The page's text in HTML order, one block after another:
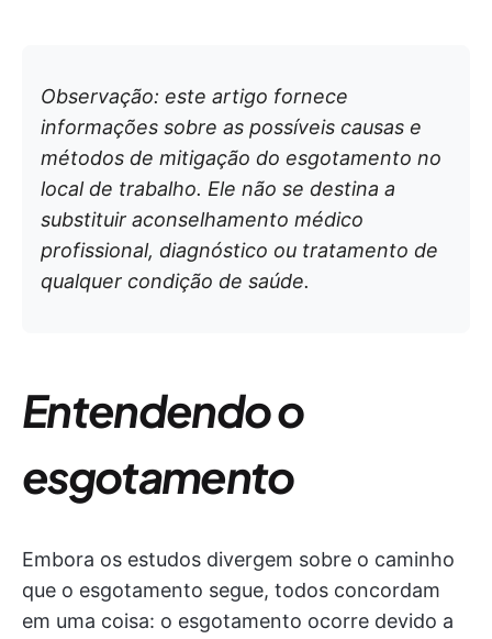
Observação: este artigo fornece
informações sobre as possíveis causas e
métodos de mitigação do esgotamento no
local de trabalho. Ele não se destina a
substituir aconselhamento médico
profissional, diagnóstico ou tratamento de
qualquer condição de saúde.
Entendendo o
esgotamento
Embora os estudos divergem sobre o caminho
que o esgotamento segue, todos concordam
em uma coisa: o esgotamento ocorre devido a